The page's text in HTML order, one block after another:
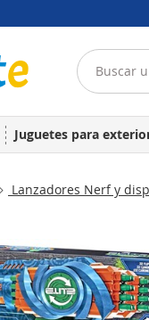
Juguetes para
Lanzadores Nerf y